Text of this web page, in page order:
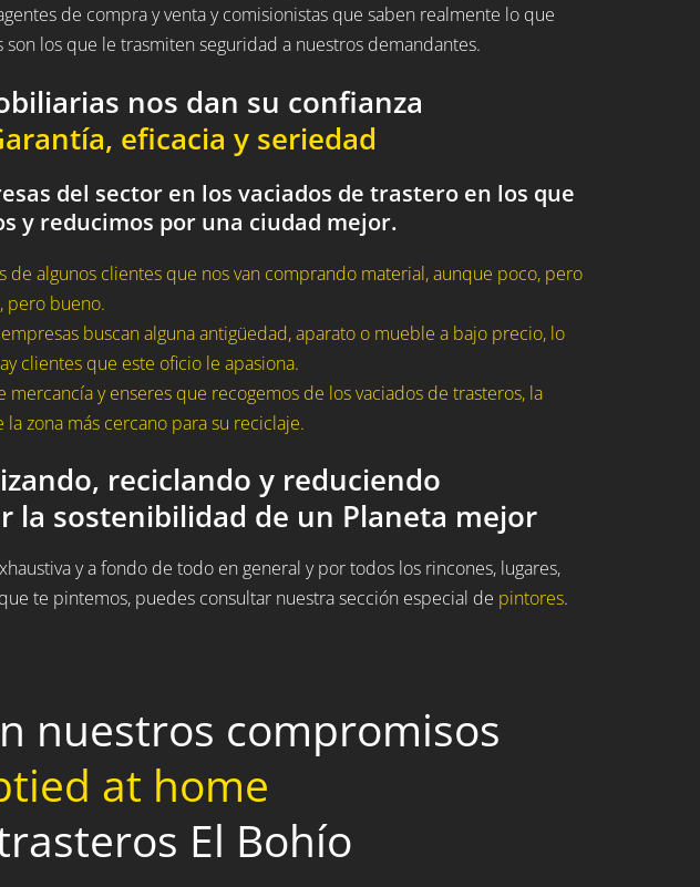
de compra y venta y comisionistas que saben realmente lo que
son los que le trasmiten seguridad a nuestros demandantes.
nos dan su confianza
eficacia y seriedad
del sector en los vaciados de trastero en los que
y reducimos por una ciudad mejor.
algunos clientes que nos van comprando material, aunque poco, pero
pero bueno.
buscan alguna antigüedad, aparato o mueble a bajo precio, lo
clientes que este oficio le apasiona.
mercancía y enseres que recogemos de los vaciados de trasteros, la
zona más cercano para su reciclaje.
reciclando y reduciendo
la sostenibilidad de un Planeta mejor
y a fondo de todo en general y por todos los rincones, lugares,
te pintemos, puedes consultar nuestra sección especial de pintores.
nuestros compromisos
at home
El Bohío